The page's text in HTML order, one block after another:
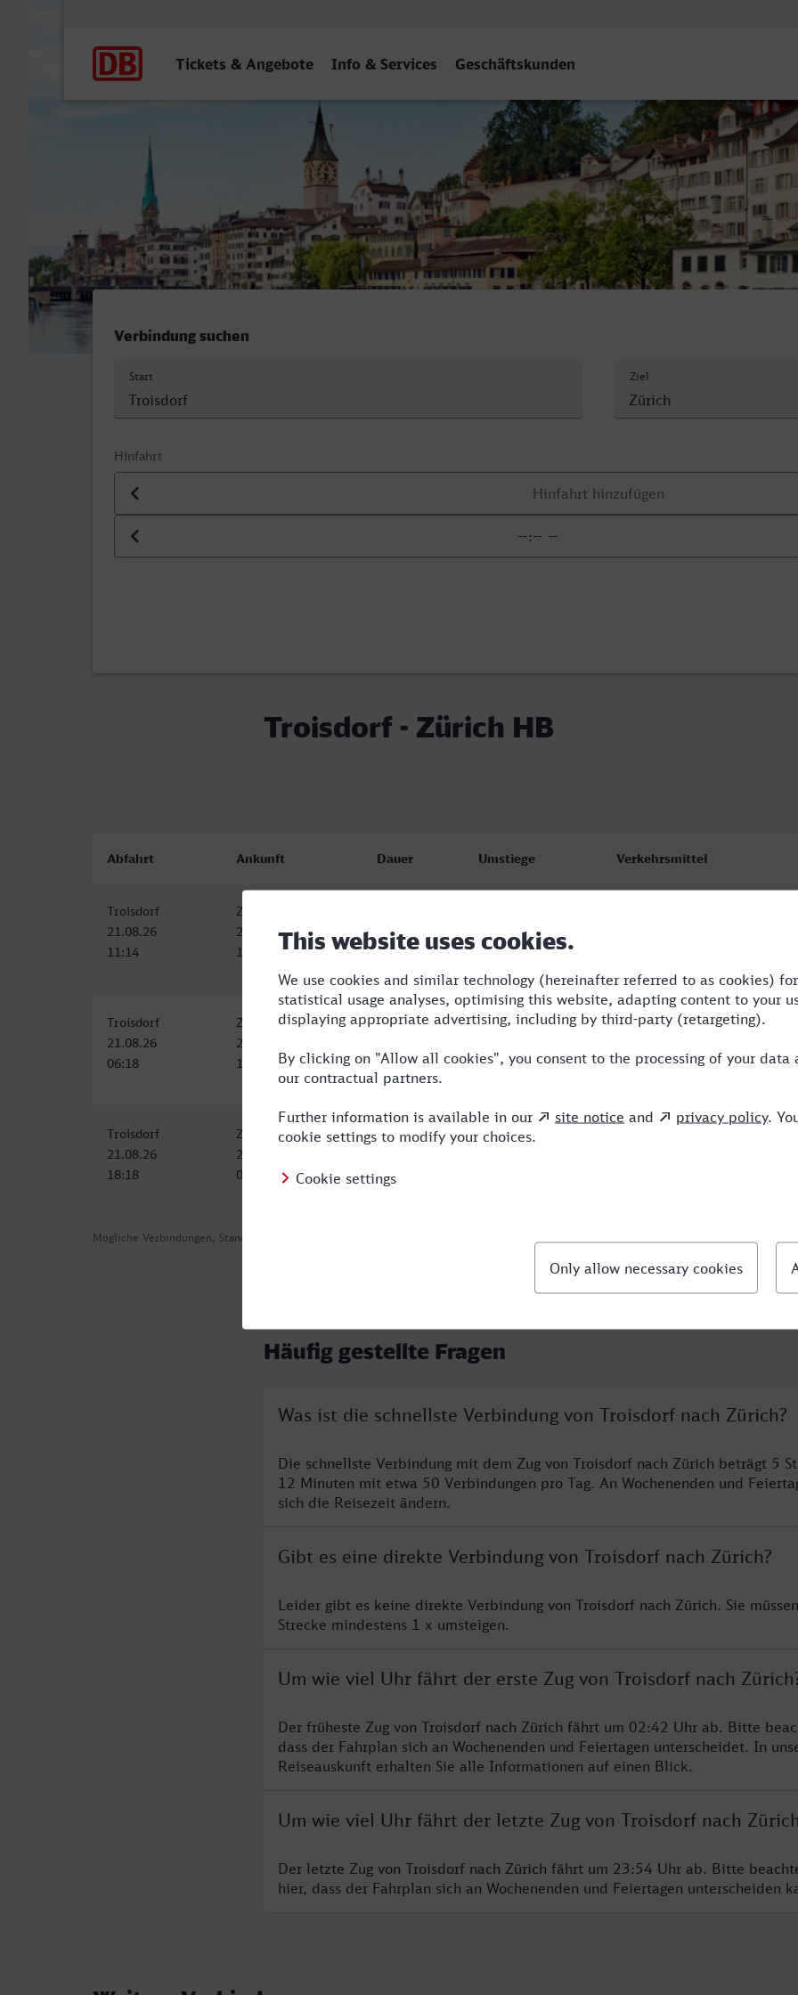
Tickets & Angebote Info & Services Geschäftskunden
Troisdorf - Zürich HB
Verbindung suchen
Start Ziel
Hinfahrt
Datum der Hinfahrt
Uhrzeit der Hinfahrt
Troisdorf - Zürich HB
Mögliche Verbindungen, Stand: 2026-08-07 05:43
Abfahrt Ankunft Dauer Umstiege Verkehrsmittel
Troisdorf
21.08.26
11:14
Zürich HB
21.08.26
16:26
Troisdorf
21.08.26
06:18
Zürich HB
21.08.26
12:22
6:04 3 RE,ICE
Troisdorf
21.08.26
18:18
Zürich HB
22.08.26
07:55
13:37 4
Häufig gestellte Fragen
Was ist die schnellste Verbindung von Troisdorf nach Zürich?
Die schnellste Verbindung mit dem Zug von Troisdorf nach Zürich beträgt 5
12 Minuten mit etwa 50 Verbindungen pro Tag. An Wochenenden und
sich die Reisezeit ändern.
Gibt es eine direkte Verbindung von Troisdorf nach Zürich?
Leider gibt es keine direkte Verbindung von Troisdorf nach Zürich. Sie
Strecke mindestens 1 x umsteigen.
Um wie viel Uhr fährt der erste Zug von Troisdorf nach
Der früheste Zug von Troisdorf nach Zürich fährt um 02:42 Uhr ab. Bitte
dass der Fahrplan sich an Wochenenden und Feiertagen unterscheidet. In
Reiseauskunft erhalten Sie alle Informationen auf einen Blick.
Um wie viel Uhr fährt der letzte Zug von Troisdorf nach
Der letzte Zug von Troisdorf nach Zürich fährt um 23:54 Uhr ab. Bitte
hier, dass der Fahrplan sich an Wochenenden und Feiertagen unterscheiden